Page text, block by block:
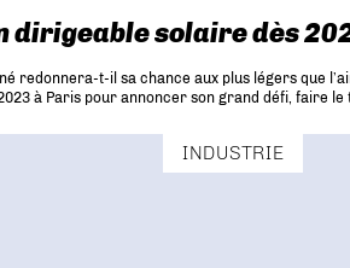
dirigeable solaire dès
redonnera-t-il sa chance aux plus légers que
à Paris pour annoncer son grand défi, faire
INDUSTRIE